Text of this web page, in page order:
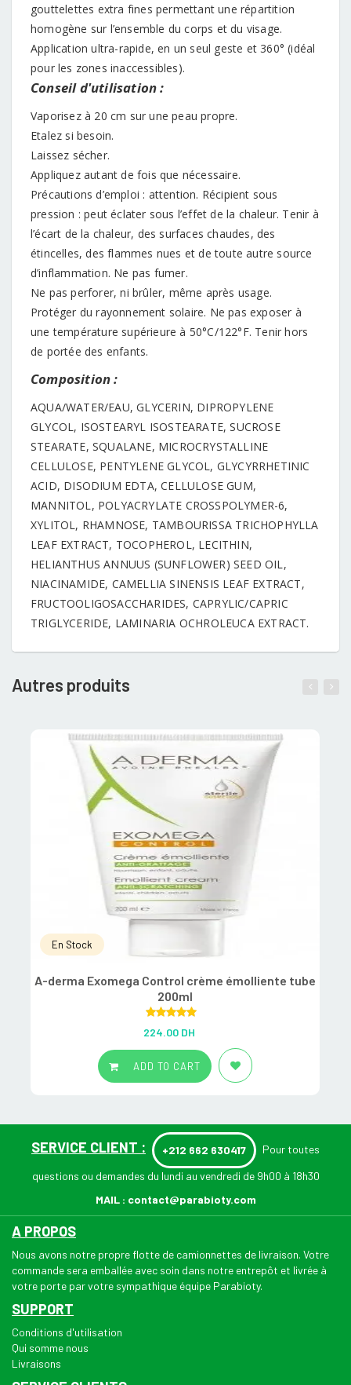
gouttelettes extra fines permettant une répartition
homogène sur l’ensemble du corps et du visage.
Application ultra-rapide, en un seul geste et 360° (idéal
pour les zones inaccessibles).
Conseil d'utilisation :
Vaporisez à 20 cm sur une peau propre.
Etalez si besoin.
Laissez sécher.
Appliquez autant de fois que nécessaire.
Précautions d’emploi : attention. Récipient sous
pression : peut éclater sous l’effet de la chaleur. Tenir à
l’écart de la chaleur, des surfaces chaudes, des
étincelles, des flammes nues et de toute autre source
d’inflammation. Ne pas fumer.
Ne pas perforer, ni brûler, même après usage.
Protéger du rayonnement solaire. Ne pas exposer à
une température supérieure à 50°C/122°F. Tenir hors
de portée des enfants.
Composition :
AQUA/WATER/EAU, GLYCERIN, DIPROPYLENE
GLYCOL, ISOSTEARYL ISOSTEARATE, SUCROSE
STEARATE, SQUALANE, MICROCRYSTALLINE
CELLULOSE, PENTYLENE GLYCOL, GLYCYRRHETINIC
ACID, DISODIUM EDTA, CELLULOSE GUM,
MANNITOL, POLYACRYLATE CROSSPOLYMER-6,
XYLITOL, RHAMNOSE, TAMBOURISSA TRICHOPHYLLA
LEAF EXTRACT, TOCOPHEROL, LECITHIN,
HELIANTHUS ANNUUS (SUNFLOWER) SEED OIL,
NIACINAMIDE, CAMELLIA SINENSIS LEAF EXTRACT,
FRUCTOOLIGOSACCHARIDES, CAPRYLIC/CAPRIC
TRIGLYCERIDE, LAMINARIA OCHROLEUCA EXTRACT.
Autres produits
En Stock
A-derma Exomega Control crème émolliente tube
200ml
out of 5
224.00 DH
ADD TO CART
SERVICE CLIENT : +212 662 630417 Pour toutes
questions ou demandes du lundi au vendredi de 9h00 à 18h30
MAIL : contact@parabioty.com
A PROPOS
Nous avons notre propre flotte de camionnettes de livraison. Votre
commande sera emballée avec soin dans notre entrepôt et livrée à
votre porte par votre sympathique équipe Parabioty.
SUPPORT
Conditions d'utilisation
Qui somme nous
Livraisons